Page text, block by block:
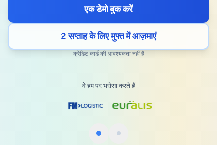
एक डेमो बुक करें
2 सप्ताह के लिए मुफ्त में आज़माएं
क्रेडिट कार्ड की आवश्यकता नहीं है
वे हम पर भरोसा करते हैं